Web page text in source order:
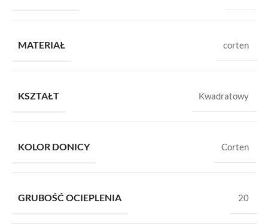
MATERIAŁ corten
KSZTAŁT Kwadratowy
KOLOR DONICY Corten
GRUBOŚĆ OCIEPLENIA 20